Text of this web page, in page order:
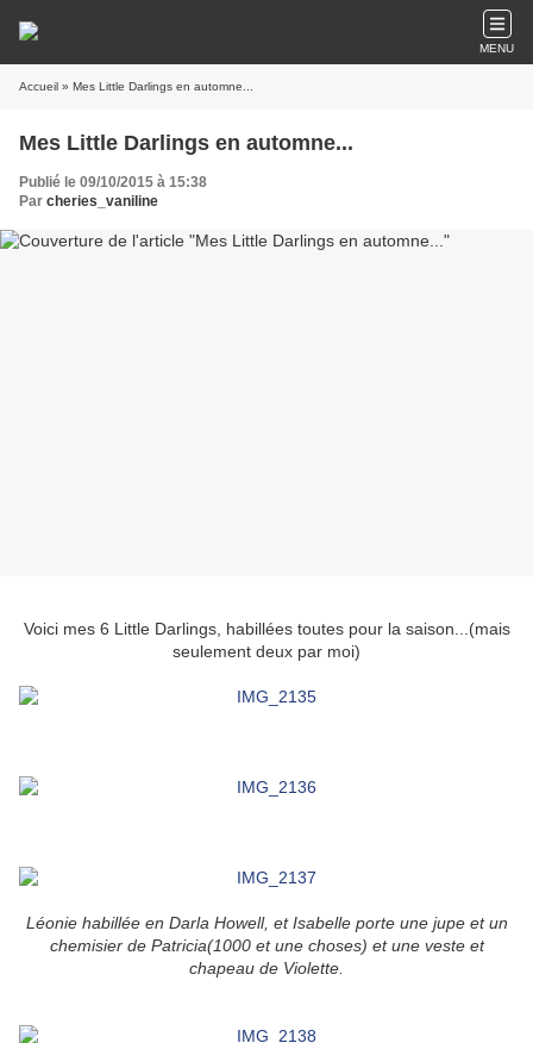
MENU
Accueil » Mes Little Darlings en automne...
Mes Little Darlings en automne...
Publié le 09/10/2015 à 15:38
Par cheries_vaniline
Voici mes 6 Little Darlings, habillées toutes pour la saison...(mais
seulement deux par moi)
Léonie habillée en Darla Howell, et Isabelle porte une jupe et un
chemisier de Patricia(1000 et une choses) et une veste et
chapeau de Violette.